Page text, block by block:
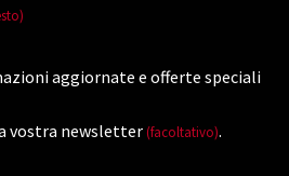
aggiornate e offerte speciali
vostra newsletter (facoltativo).